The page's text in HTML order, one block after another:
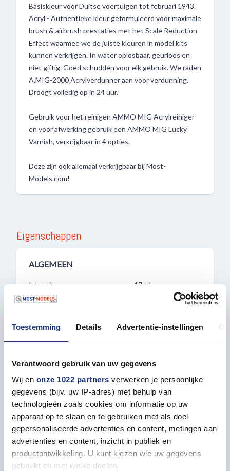
Toestemming Details Advertentie-instellingen
Verantwoord gebruik van uw gegevens
Wij en onze 1022 partners verwerken je persoonlijke
gegevens (bijv. uw IP-adres) met behulp van
technologieën zoals cookies om informatie op uw
apparaat op te slaan en te gebruiken met als doel
gepersonaliseerde advertenties en content, metingen aan
advertenties en content, inzicht in publiek en
productontwikkeling. U kunt kiezen wie uw gegevens
gebruikt en met welke doelen.
Basiskleur voor Duitse voertuigen tot februari 1943.
Acryl - Authentieke kleur geformuleerd voor maximale
brush & airbrush prestaties met het Scale Reduction
Effect waarmee we de juiste kleuren in model kits
kunnen verkrijgen. In water oplosbaar, geurloos en
niet giftig. Goed schudden voor elk gebruik. We raden
A.MIG-2000 Acrylverdunner aan voor verdunning.
Droogt volledig op in 24 uur.
Gebruik voor het reinigen AMMO MIG Acrylreiniger
en voor afwerking gebruik een AMMO MIG Lucky
Varnish, verkrijgbaar in 4 opties.
Deze zijn ook allemaal verkrijgbaar bij Most-
Models.com!
Eigenschappen
ALGEMEEN
Inhoud 17 ml
1:35 MINIART 35317 GERMAN TRACTOR